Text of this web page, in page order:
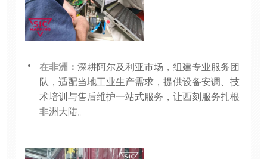
在非洲： 深耕阿尔及利亚市场，组建专业服务团
队，适配当地工业生产需求，提供设备安调、技
术培训与售后维护一站式服务，让西刻服务扎根
非洲大陆。